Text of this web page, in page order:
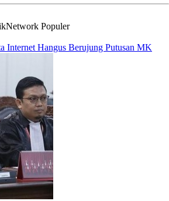
Populer
Internet Hangus Berujung Putusan MK